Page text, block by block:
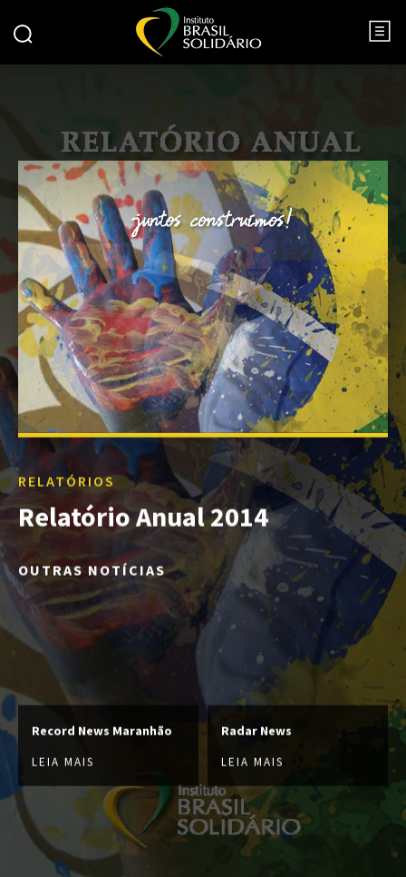
RELATÓRIOS
Relatório Anual 2014
OUTRAS NOTÍCIAS
Record News Maranhão
LEIA MAIS
Radar News
LEIA MAIS